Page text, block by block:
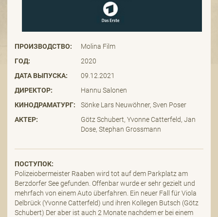
ПРОИЗВОДСТВО:
Molina Film
ГОД:
2020
ДАТА ВЫПУСКА:
09.12.2021
ДИРЕКТОР:
Hannu Salonen
КИНОДРАМАТУРГ:
Sönke Lars Neuwöhner, Sven Poser
АКТЕР:
Götz Schubert, Yvonne Catterfeld, Jan
Dose, Stephan Grossmann
ПОСТУПОК:
Polizeiobermeister Raaben wird tot auf dem Parkplatz am
Berzdorfer See gefunden. Offenbar wurde er sehr gezielt und
mehrfach von einem Auto überfahren. Ein neuer Fall für Viola
Delbrück (Yvonne Catterfeld) und ihren Kollegen Butsch (Götz
Schubert) Der aber ist auch 2 Monate nachdem er bei einem